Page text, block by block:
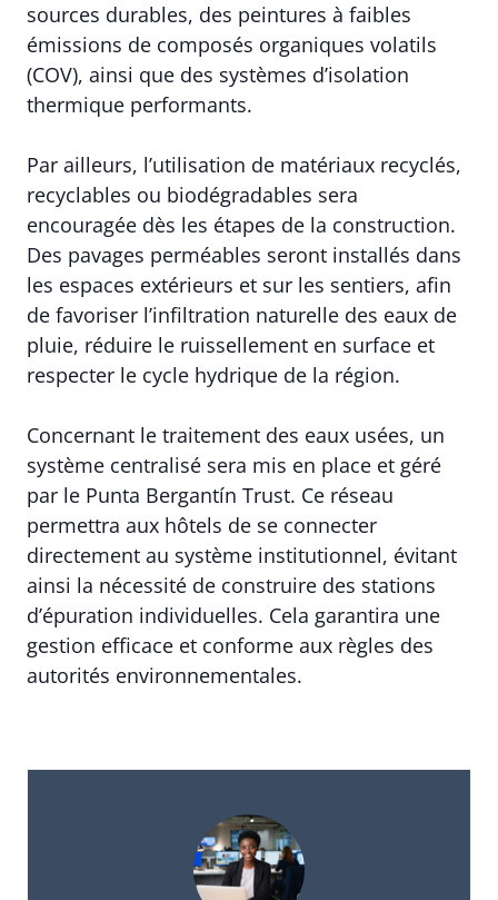
sources durables, des peintures à faibles
émissions de composés organiques volatils
(COV), ainsi que des systèmes d’isolation
thermique performants.
Par ailleurs, l’utilisation de matériaux recyclés,
recyclables ou biodégradables sera
encouragée dès les étapes de la construction.
Des pavages perméables seront installés dans
les espaces extérieurs et sur les sentiers, afin
de favoriser l’infiltration naturelle des eaux de
pluie, réduire le ruissellement en surface et
respecter le cycle hydrique de la région.
Concernant le traitement des eaux usées, un
système centralisé sera mis en place et géré
par le Punta Bergantín Trust. Ce réseau
permettra aux hôtels de se connecter
directement au système institutionnel, évitant
ainsi la nécessité de construire des stations
d’épuration individuelles. Cela garantira une
gestion efficace et conforme aux règles des
autorités environnementales.